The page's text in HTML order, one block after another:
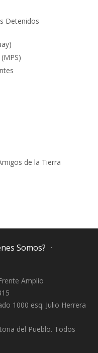
Detenidos
de la Tierra
Somos?
Amplio
1000 esq. Julio Herrera
del Pueblo. Todos